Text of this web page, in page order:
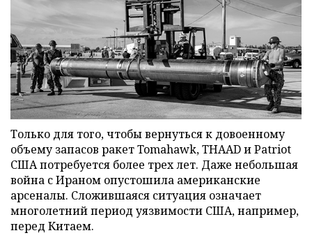
Только для того, чтобы вернуться к довоенному
объему запасов ракет Tomahawk, THAAD и Patriot
США потребуется более трех лет. Даже небольшая
война с Ираном опустошила американские
арсеналы. Сложившаяся ситуация означает
многолетний период уязвимости США, например,
перед Китаем.